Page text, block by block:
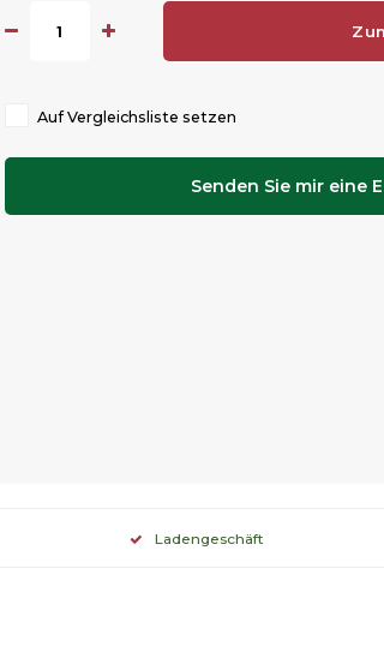
Auf Vergleichsliste setzen
Senden Sie mir eine
Ladengeschäft